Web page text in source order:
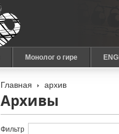
Монолог о гире
Главная архив
Архивы
Фильтр